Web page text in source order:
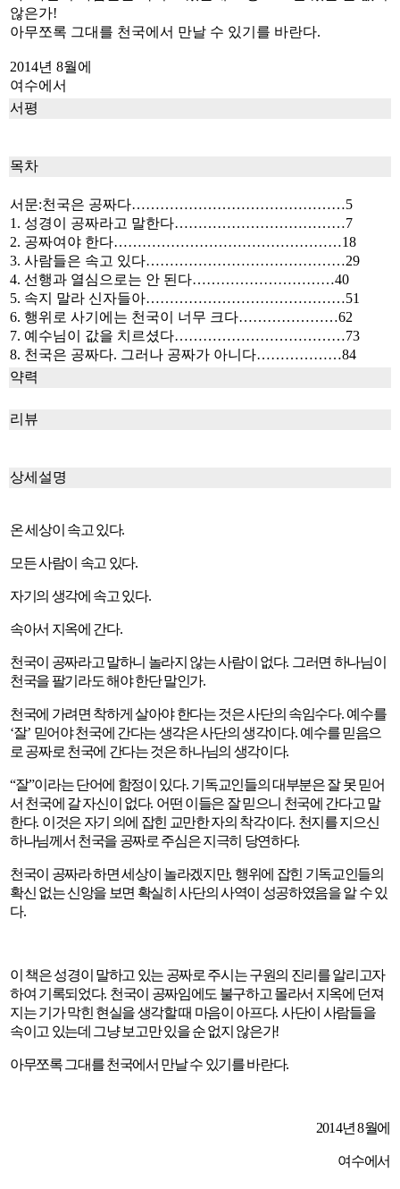
않은가!
아무쪼록 그대를 천국에서 만날 수 있기를 바란다.
2014년 8월에
여수에서
서평
목차
서문:천국은 공짜다………………………………………5
1. 성경이 공짜라고 말한다………………………………7
2. 공짜여야 한다…………………………………………18
3. 사람들은 속고 있다……………………………………29
4. 선행과 열심으로는 안 된다…………………………40
5. 속지 말라 신자들아……………………………………51
6. 행위로 사기에는 천국이 너무 크다…………………62
7. 예수님이 값을 치르셨다………………………………73
8. 천국은 공짜다. 그러나 공짜가 아니다………………84
약력
리뷰
상세설명
온 세상이 속고 있다.
모든 사람이 속고 있다.
자기의 생각에 속고 있다.
속아서 지옥에 간다.
천국이 공짜라고 말하니 놀라지 않는 사람이 없다. 그러면 하나님이
천국을 팔기라도 해야 한단 말인가.
천국에 가려면 착하게 살아야 한다는 것은 사단의 속임수다. 예수를
‘잘’ 믿어야 천국에 간다는 생각은 사단의 생각이다. 예수를 믿음으
로 공짜로 천국에 간다는 것은 하나님의 생각이다.
“잘”이라는 단어에 함정이 있다. 기독교인들의 대부분은 잘 못 믿어
서 천국에 갈 자신이 없다. 어떤 이들은 잘 믿으니 천국에 간다고 말
한다. 이것은 자기 의에 잡힌 교만한 자의 착각이다. 천지를 지으신
하나님께서 천국을 공짜로 주심은 지극히 당연하다.
천국이 공짜라 하면 세상이 놀라겠지만, 행위에 잡힌 기독교인들의
확신 없는 신앙을 보면 확실히 사단의 사역이 성공하였음을 알 수 있
다.
이 책은 성경이 말하고 있는 공짜로 주시는 구원의 진리를 알리고자
하여 기록되었다. 천국이 공짜임에도 불구하고 몰라서 지옥에 던져
지는 기가 막힌 현실을 생각할 때 마음이 아프다.사단이 사람들을
속이고 있는데 그냥 보고만 있을 순 없지 않은가!
아무쪼록 그대를 천국에서 만날 수 있기를 바란다.
2014년8월에
여수에서